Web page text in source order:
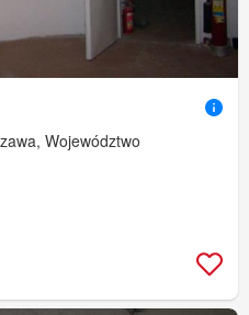
Województwo